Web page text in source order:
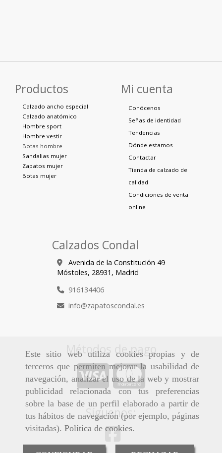
Este sitio web utiliza cookies propias y de
terceros que permiten mejorar la usabilidad de
navegación, analizar el uso de la web y mostrar
publicidad relacionada con tus preferencias
sobre la base de un perfil elaborado a partir de
tus hábitos de navegación (por ejemplo, páginas
visitadas). Política de cookies.
Productos
Calzado ancho especial
Calzado anatómico
Hombre sport
Hombre vestir
Botas hombre
Sandalias mujer
Zapatos mujer
Botas mujer
Mi cuenta
Conócenos
Señas de identidad
Tendencias
Dónde estamos
Contactar
Tienda de calzado de
calidad
Condiciones de venta
online
Calzados Condal
Avenida de la Constitución 49
Móstoles, 28931, Madrid
916134406
info
zapatoscondal.es
Métodos de pago
Síguenos: